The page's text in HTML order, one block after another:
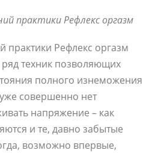
практики Рефлекс оргазм
практики Рефлекс оргазм
техник позволяющих
полного изнеможения
совершенно нет
напряжение – как
и те, давно забытые
возможно впервые,